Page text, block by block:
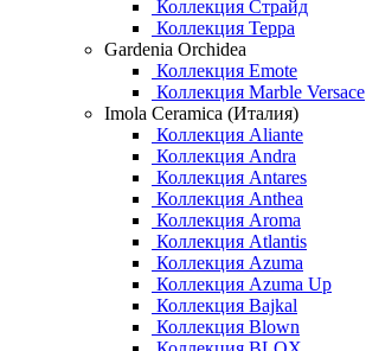
Коллекция Страйд
Коллекция Терра
Gardenia Orchidea
Коллекция Emote
Коллекция Marble Versace
Imola Ceramica (Италия)
Коллекция Aliante
Коллекция Andra
Коллекция Antares
Коллекция Anthea
Коллекция Aroma
Коллекция Atlantis
Коллекция Azuma
Коллекция Azuma Up
Коллекция Bajkal
Коллекция Blown